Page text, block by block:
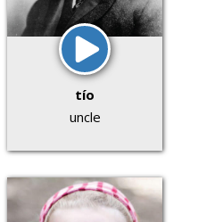
tío
uncle